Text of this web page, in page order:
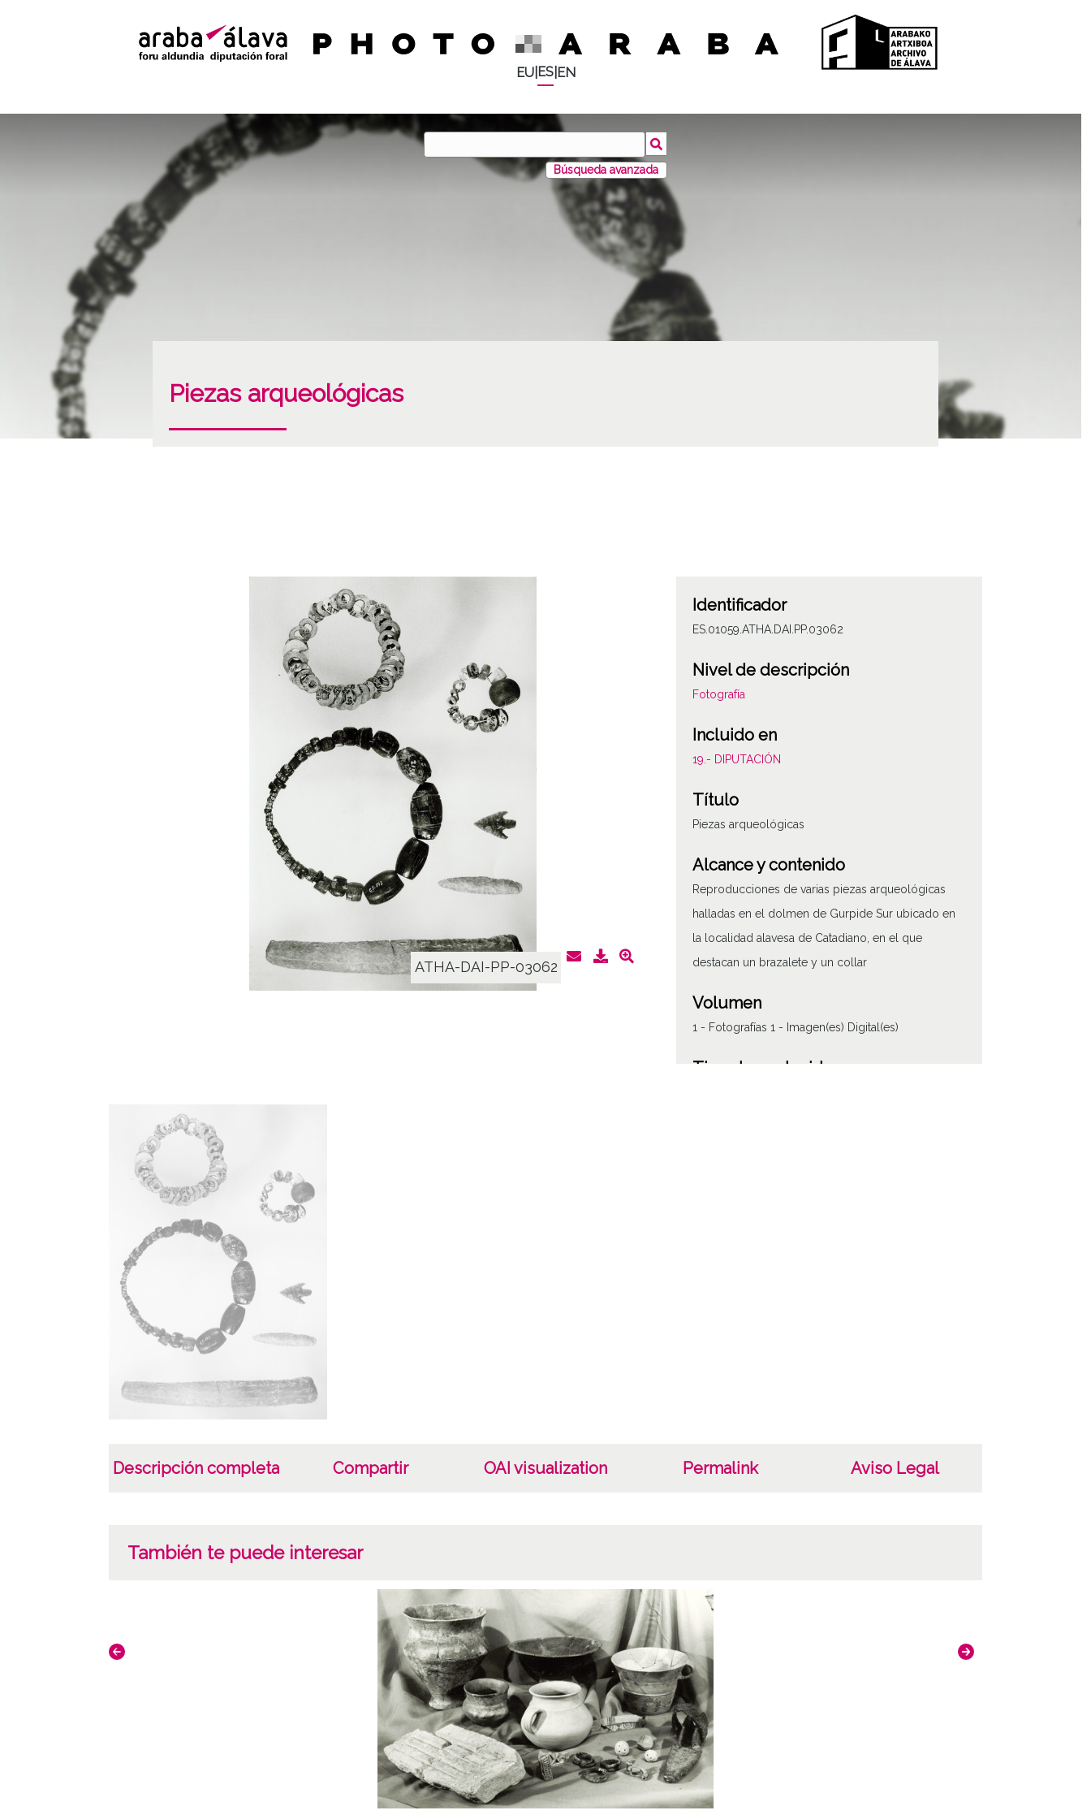
EU| ES| EN
Búsqueda avanzada
Piezas arqueológicas
ATHA-DAI-PP-03062
Identificador
ES.01059.ATHA.DAI.PP.03062
Nivel de descripción
Fotografía
Incluido en
19.- DIPUTACIÓN
Título
Piezas arqueológicas
Alcance y contenido
Reproducciones de varias piezas arqueológicas
halladas en el dolmen de Gurpide Sur ubicado en
la localidad alavesa de Catadiano, en el que
destacan un brazalete y un collar
Volumen
1 - Fotografías 1 - Imagen(es) Digital(es)
Tipo de contenido
Descripción completa Compartir OAI visualization Permalink Aviso Legal
También te puede interesar